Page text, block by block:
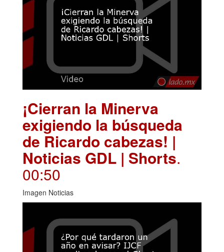
¡Cierran la Minerva
exigiendo la búsqueda
de Ricardo cabezas! |
Noticias GDL | Shorts.
00:50
Imagen Noticias